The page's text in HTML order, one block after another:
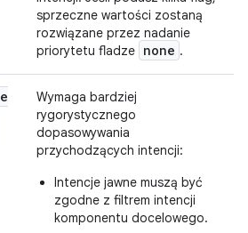
sprzeczne wartości zostaną
rozwiązane przez nadanie
priorytetu fladze none .
Wymaga bardziej
rygorystycznego
dopasowywania
przychodzących intencji:
Intencje jawne muszą być
zgodne z filtrem intencji
komponentu docelowego.